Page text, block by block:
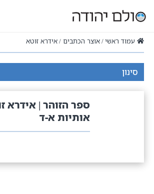
עמוד ראשי אוצר הכתבים אידרא זוטא
ספר הזוהר | אידרא
אותיות א-ד
סינון